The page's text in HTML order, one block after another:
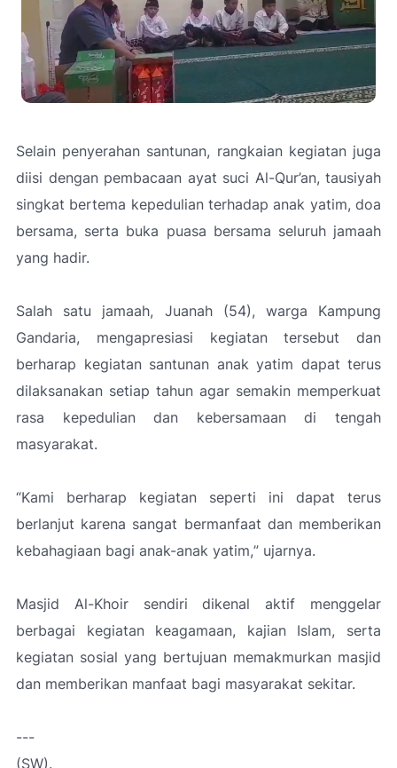
Selain penyerahan santunan, rangkaian kegiatan juga
diisi dengan pembacaan ayat suci Al-Qur’an, tausiyah
singkat bertema kepedulian terhadap anak yatim, doa
bersama, serta buka puasa bersama seluruh jamaah
yang hadir.
Salah satu jamaah, Juanah (54), warga Kampung
Gandaria, mengapresiasi kegiatan tersebut dan
berharap kegiatan santunan anak yatim dapat terus
dilaksanakan setiap tahun agar semakin memperkuat
rasa kepedulian dan kebersamaan di tengah
masyarakat.
“Kami berharap kegiatan seperti ini dapat terus
berlanjut karena sangat bermanfaat dan memberikan
kebahagiaan bagi anak-anak yatim,” ujarnya.
Masjid Al-Khoir sendiri dikenal aktif menggelar
berbagai kegiatan keagamaan, kajian Islam, serta
kegiatan sosial yang bertujuan memakmurkan masjid
dan memberikan manfaat bagi masyarakat sekitar.
---
(SW).